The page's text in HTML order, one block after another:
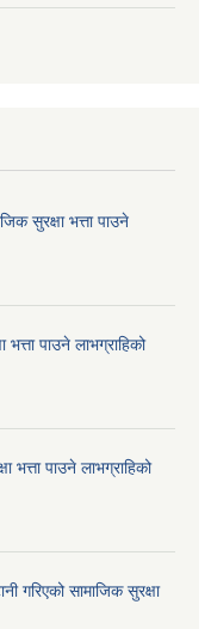
सुरक्षा भत्ता पाउने
पाउने लाभग्राहिको
पाउने लाभग्राहिको
गरिएको सामाजिक सुरक्षा